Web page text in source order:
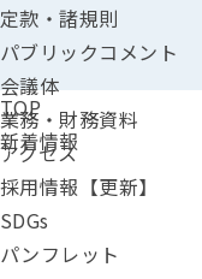
定款・諸規則
パブリックコメント
会議体
業務・財務資料
アクセス
採用情報【更新】
SDGs
パンフレット
TOP
新着情報